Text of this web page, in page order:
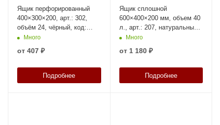
Ящик перфорированный
400×300×200, арт.: 302,
объём 24, чёрный, код:
00415
Много
от 407 ₽
Подробнее
Ящик сплошной
600×400×200 мм, объем 40
л., арт.: 207, натуральный,
код: 01682
Много
от 1 180 ₽
Подробнее